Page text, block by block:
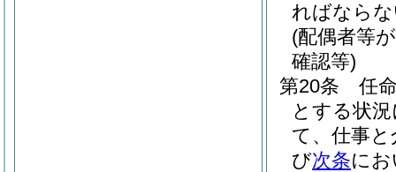
ればなら
(配偶者等
確認等)
第20条
任
とする状
て、仕事
び次条に